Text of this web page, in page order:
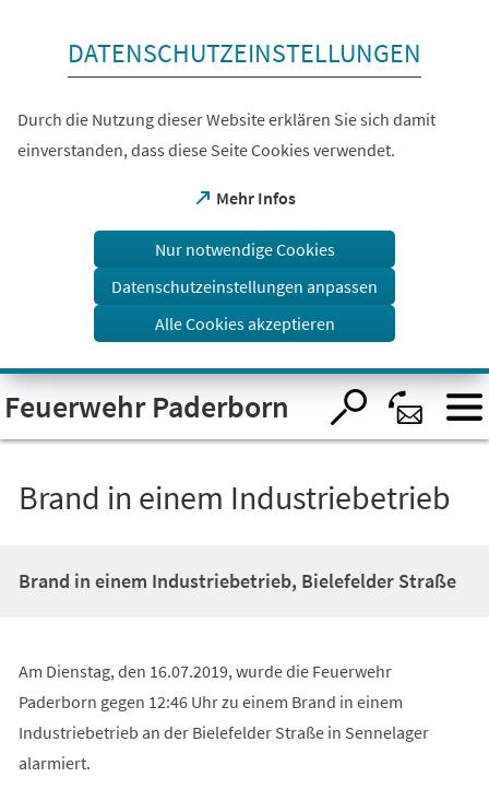
Visuelle
Assistenzsoftware
öffnen.
DATENSCHUTZEINSTELLUNGEN
Durch die Nutzung dieser Website erklären Sie sich damit
einverstanden, dass diese Seite Cookies verwendet.
Mehr Infos
(Öffnet
einem
Tab)
Nur notwendige Cookies
Datenschutzeinstellungen anpassen
Alle Cookies akzeptieren
Feuerwehr Paderborn
Brand in einem Industriebetrieb
Brand in einem Industriebetrieb, Bielefelder Straße
Am Dienstag, den 16.07.2019, wurde die Feuerwehr
Paderborn gegen 12:46 Uhr zu einem Brand in einem
Industriebetrieb an der Bielefelder Straße in Sennelager
alarmiert.